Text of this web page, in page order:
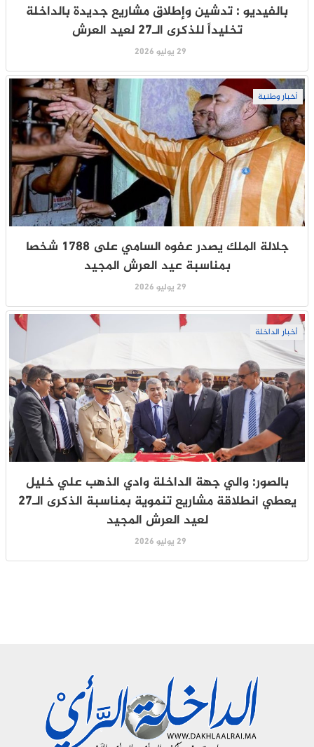
بالفيديو : تدشين وإطلاق مشاريع جديدة بالداخلة
تخليداً للذكرى الـ27 لعيد العرش
29 يوليو 2026
أخبار وطنية
جلالة الملك يصدر عفوه السامي على 1788 شخصا
بمناسبة عيد العرش المجيد
29 يوليو 2026
أخبار الداخلة
بالصور: والي جهة الداخلة وادي الذهب علي خليل
يعطي انطلاقة مشاريع تنموية بمناسبة الذكرى الـ27
لعيد العرش المجيد
29 يوليو 2026